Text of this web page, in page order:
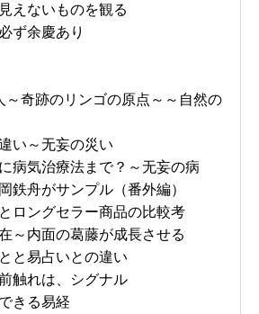
えないものを観る
ず余慶あり
～奇跡のリンゴの原点～～自然の
い～无妄の災い
病気治療法まで？～无妄の病
鉄舟がサンプル（番外編）
ロングセラー商品の比較考
～内面の葛藤が成長させる
と易占いとの違い
触れは、シグナル
きる易経